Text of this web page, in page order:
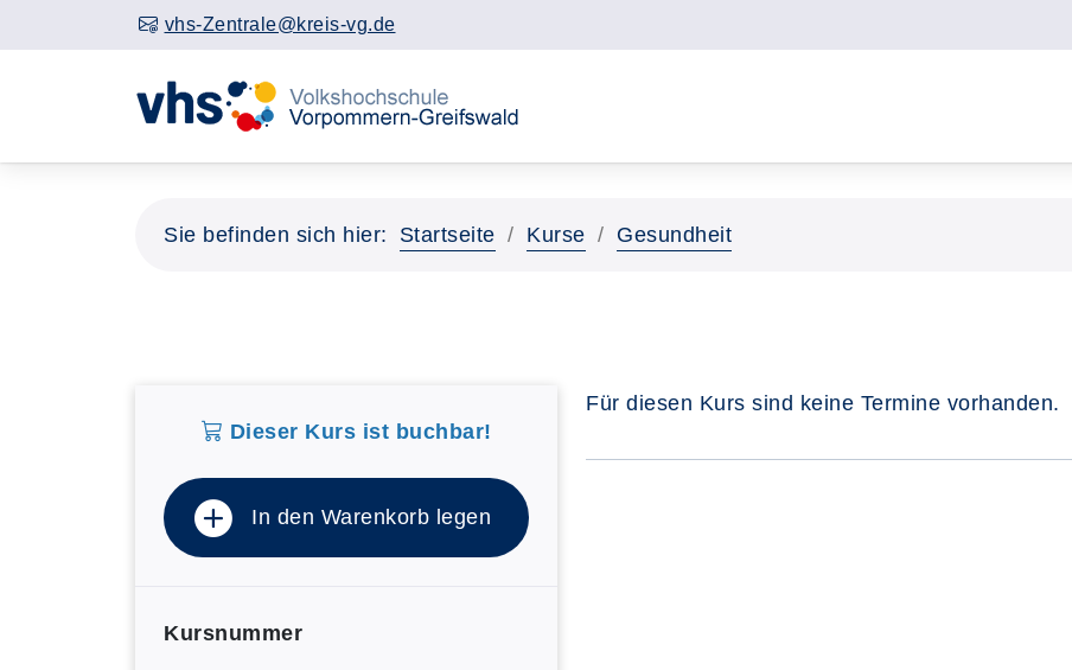
vhs-Zentrale@kreis-vg.de
Sie befinden sich hier: Startseite Kurse Gesundheit
Dieser Kurs ist buchbar!
In den Warenkorb legen
Kursnummer
Für diesen Kurs sind keine Termine vorhanden.